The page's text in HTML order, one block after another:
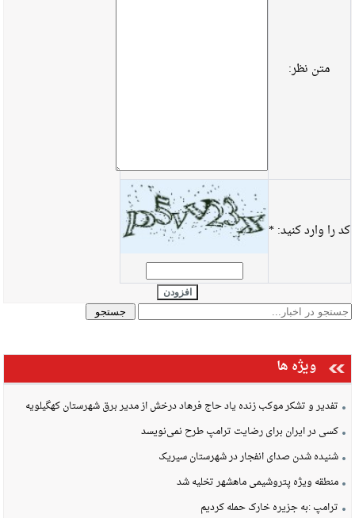
متن نظر:
کد را وارد کنید:*
افزودن
ویژه ها
تفدیر و تشکر موکب زنده یاد حاج فرهاد درخش از مدیر برق شهرستان کهگیلویه
کسی در ایران برای رضایت ترامپ طرح نمی‌نویسد
شنیده شدن صدای انفجار در شهرستان سیریک
منطقه ویژه پتروشیمی ماهشهر تخلیه شد
ترامپ :به جزیره خارک حمله کردیم